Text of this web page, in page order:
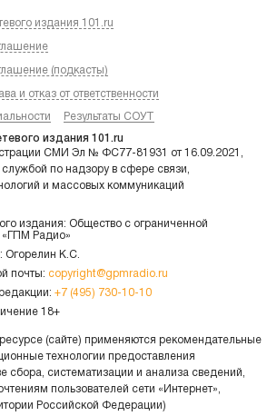
издания 101.ru
(подкасты)
и отказ от ответственности
Результаты СОУТ
издания 101.ru
СМИ Эл № ФС77-81931 от 16.09.2021,
по надзору в сфере связи,
и массовых коммуникаций
издания: Общество с ограниченной
«ГПМ Радио»
Огорелин К.С.
почты: copyright@gpmradio.ru
+7 (495) 730-10-10
18+
(сайте) применяются рекомендательные
технологии предоставления
сбора, систематизации и анализа сведений,
пользователей сети «Интернет»,
Российской Федерации)